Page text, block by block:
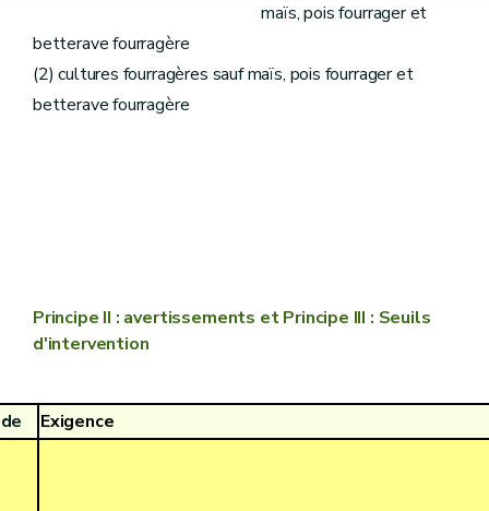
(1) grandes cultures y comprismaïs, pois fourrager et
betterave fourragère
(2) cultures fourragères sauf maïs, pois fourrager et
betterave fourragère
Principe II : avertissements et Principe III : Seuils
d'intervention
Exigence